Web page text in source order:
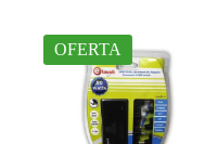
OFERTA